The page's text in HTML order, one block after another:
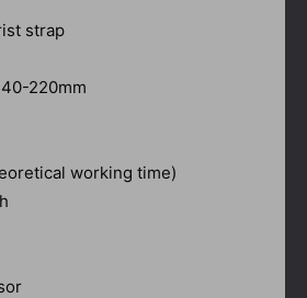
strap
220mm
working time)